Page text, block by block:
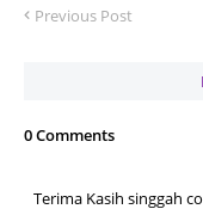
Previous Post
0 Comments
Terima Kasih singgah